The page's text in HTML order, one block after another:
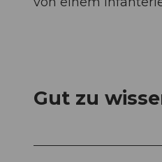
Gut zu